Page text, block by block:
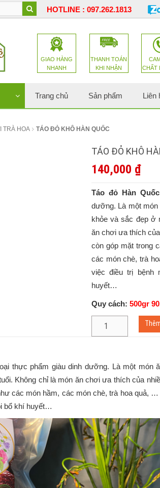
HOTLINE : 097.262.1813
GIAO HÀNG
NHANH
THANH TOÁN
KHI NHẬN
CHẤT
Trang chủ Sản phẩm Liên
TRÀ HOA TÁO ĐỎ KHÔ HÀN QUỐC
TÁO ĐỎ KHÔ
140,000 ₫
Táo đỏ Hàn Quốc
dưỡng. Là một
khỏe và sắc đẹp ở
ăn chơi ưa thích
còn góp mặt trong
các món chè, trà
việc điều trị bệnh
huyết…
Quy cách: 500gr
QUỐC
lượng
thực phẩm giàu dinh dưỡng. Là một món
Không chỉ là món ăn chơi ưa thích của
các món hầm, các món chè, trà hoa quả,
bổ khí huyết…